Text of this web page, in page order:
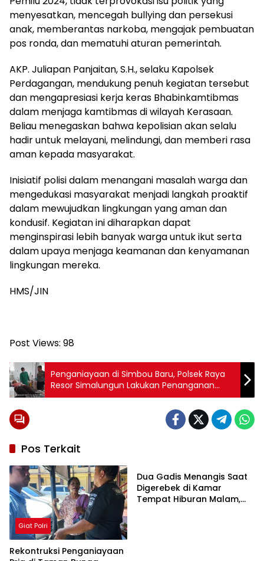
menyesatkan, mencegah bullying dan persekusi
anak, memberantas narkoba, mengajak pembuatan
pos ronda, dan mematuhi aturan pemerintah.
AKP. Juliapan Panjaitan, S.H., selaku Kapolsek
Perdagangan, mendukung penuh kegiatan tersebut
dan mengapresiasi kerja keras Bhabinkamtibmas
dalam menjaga kamtibmas di wilayah Kerasaan.
Beliau menegaskan bahwa kepolisian akan selalu
hadir untuk melayani, melindungi, dan memberi rasa
aman kepada masyarakat.
Inisiatif polisi dalam menangani masalah warga dan
mengedukasi masyarakat menjadi langkah proaktif
dalam mewujudkan lingkungan yang aman dan
kondusif. Kegiatan ini diharapkan dapat
menginspirasi lebih banyak warga untuk ikut serta
dalam upaya menjaga keamanan dan kenyamanan
lingkungan mereka.
HMS/JIN
Post Views: 98
Penganiayaan di Simbou Baru, Polsek Raya
Resor Simalungun Lakukan Penanganan
Presisi
Pos Terkait
Giat Polri
Rekontruksi Penganiayaan
Dua Gadis Menangis Saat
Digerebek di Kamar
Tempat Hiburan Malam,